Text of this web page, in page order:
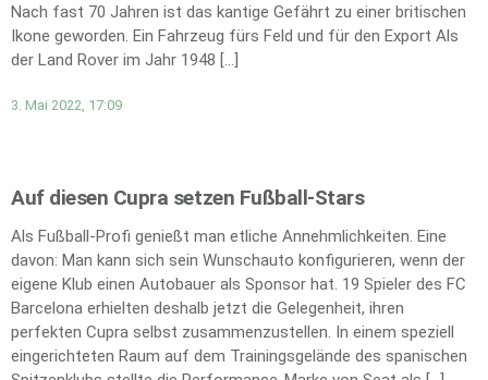
Nach fast 70 Jahren ist das kantige Gefährt zu einer britischen
Ikone geworden. Ein Fahrzeug fürs Feld und für den Export Als
der Land Rover im Jahr 1948 […]
3. Mai 2022, 17:09
Auf diesen Cupra setzen Fußball-Stars
Als Fußball-Profi genießt man etliche Annehmlichkeiten. Eine
davon: Man kann sich sein Wunschauto konfigurieren, wenn der
eigene Klub einen Autobauer als Sponsor hat. 19 Spieler des FC
Barcelona erhielten deshalb jetzt die Gelegenheit, ihren
perfekten Cupra selbst zusammenzustellen. In einem speziell
eingerichteten Raum auf dem Trainingsgelände des spanischen